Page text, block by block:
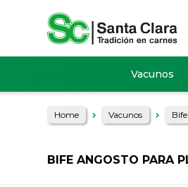
Vacunos
Home Vacunos
BIFE ANGOSTO PARA